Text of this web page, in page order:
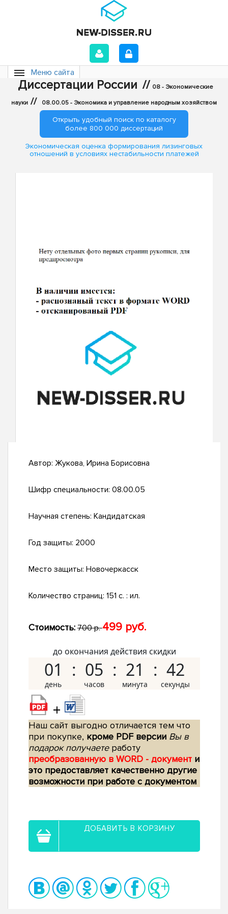
Меню сайта
Диссертации России // 08 - Экономические
науки // 08.00.05 - Экономика и управление народным хозяйством
Открыть удобный поиск по каталогу
более 800 000 диссертаций
Экономическая оценка формирования лизинговых
отношений в условиях нестабильности платежей
Автор: Жукова, Ирина Борисовна
Шифр специальности: 08.00.05
Научная степень: Кандидатская
Год защиты: 2000
Место защиты: Новочеркасск
Количество страниц: 151 с. : ил.
Стоимость: 700 р.499 руб.
до окончания действия скидки
01 05 21 41
+
Наш сайт выгодно отличается тем что
при покупке, кроме PDF версии Вы в
подарок получаетеработу
преобразованную в WORD - документ и
это предоставляет качественно другие
возможности при работе с документом
ДОБАВИТЬ В КОРЗИНУ